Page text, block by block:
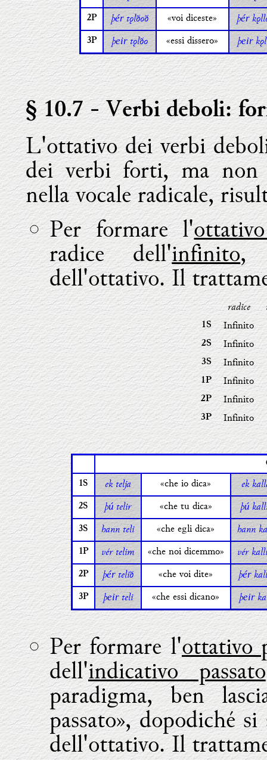
2P þértǫlðoð «voi diceste» þér
3P þeir tǫlðo «essi dissero» þeir
§ 10.7- Verbi deboli:
L'ottativo dei verbi
dei verbi forti, ma non
nella vocale radicale,
Per formare l'
radice dell'infinito,
dell'ottativo. Il
radice
1S Infinito
2S Infinito
3S Infinito
1P Infinito
2P Infinito
3P Infinito
1S ek telja «che io dica» ek
2S þútelir «che tu dica» þú
3S hann teli «che egli dica» hann
1P vér telim «che noi dicemmo» vér
2P þértelið «che voi dite» þér
3P þeir teli «che essi dicano» þeir
Per formare l'ottativo
dell'indicativo passato
paradigma, ben
passato», dopodiché
dell'ottativo. Il